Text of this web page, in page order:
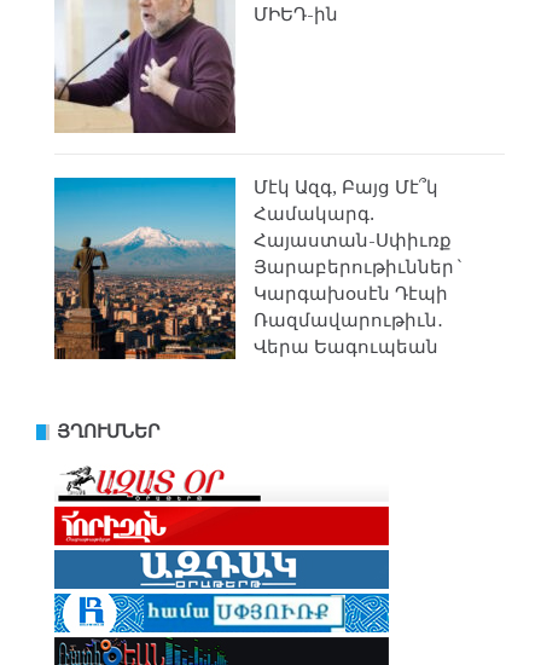
ՄԻԵԴ-ին
Մէկ Ազգ, Բայց Մէ՞կ
Համակարգ.
Հայաստան-Սփիւռք
Յարաբերութիւններ`
Կարգախօսէն Դէպի
Ռազմավարութիւն․
Վերա Եագուպեան
ՅՂՈՒՄՆԵՐ